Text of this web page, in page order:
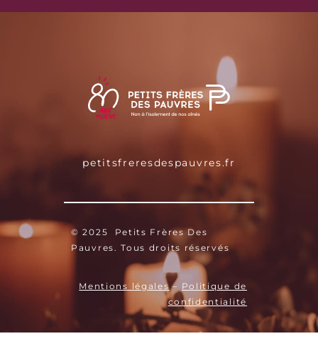
petitsfreresdespauvres.fr
© 2025 Petits Frères Des
Pauvres. Tous droits réservés
Mentions légales – Politique de
confidentialité